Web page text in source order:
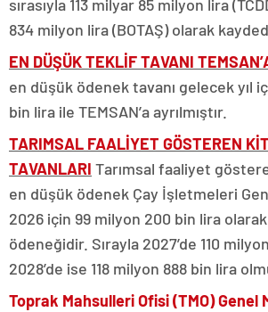
sırasıyla 113 milyar 85 milyon lira
834 milyon lira (BOTAŞ) olarak
EN DÜŞÜK TEKLİF TAVANI
en düşük ödenek tavanı gelecek yıl
bin lira ile TEMSAN’a ayrılmıştır.
TARIMSAL FAALİYET GÖSTEREN
TAVANLARI Tarımsal faaliyet
en düşük ödenek Çay İşletmeleri
2026 için 99 milyon 200 bin lira
ödeneğidir. Sırayla 2027’de 110
2028’de ise 118 milyon 888 bin lira
Toprak Mahsulleri Ofisi (TMO) Genel